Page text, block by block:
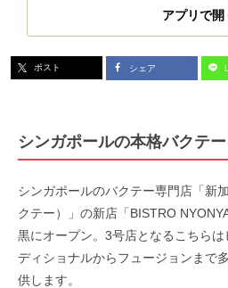
アプリで開
ポスト シェア
シンガポールの本格バクテ
シンガポールのバクテー専門店「新
クテー）」の新店「BISTRO
黒にオープン。3号店となるこちら
ディショナルからフュージョンまで
供します。